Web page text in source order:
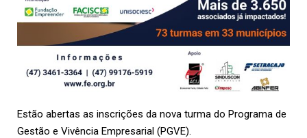
Estão abertas as inscrições da nova turma do Programa de
Gestão e Vivência Empresarial (PGVE).